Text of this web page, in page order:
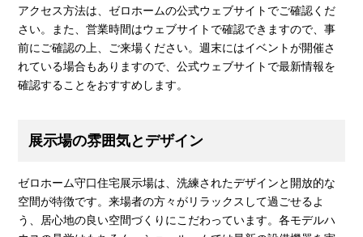
アクセス方法は、ゼロホームの公式ウェブサイトでご確認くだ
さい。また、営業時間はウェブサイトで確認できますので、事
前にご確認の上、ご来場ください。週末にはイベントが開催さ
れている場合もありますので、公式ウェブサイトで最新情報を
確認することをおすすめします。
展示場の雰囲気とデザイン
ゼロホーム守口住宅展示場は、洗練されたデザインと開放的な
空間が特徴です。来場者の方々がリラックスして過ごせるよ
う、居心地の良い空間づくりにこだわっています。各モデルハ